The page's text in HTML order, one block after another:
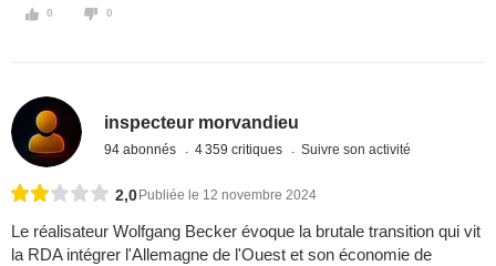
0 0
inspecteur morvandieu
94 abonnés 4 359 critiques Suivre son activité
2,0 Publiée le 12 novembre 2024
Le réalisateur Wolfgang Becker évoque la brutale transition qui vit
la RDA intégrer l'Allemagne de l'Ouest et son économie de